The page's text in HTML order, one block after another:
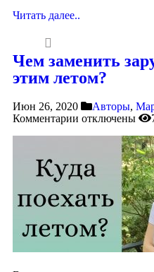
Читать далее..
Чем заменить
этим летом?
Июн 26, 2020 Авторы,
Комментарии отключены